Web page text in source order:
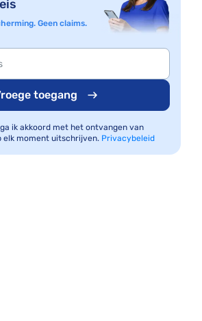
Geen claims.
toegang
ik akkoord met het ontvangen van
elk moment uitschrijven. Privacybeleid